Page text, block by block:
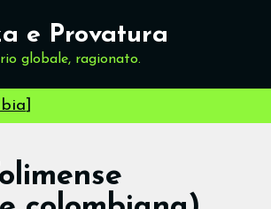
e Provatura
globale, ragionato.
]